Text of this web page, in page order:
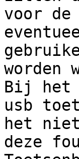
voor
worden
Bij het
usb
het
deze